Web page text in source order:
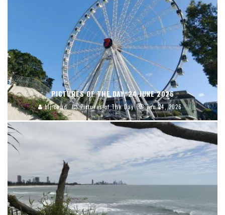
PICTURES OF THE DAY, 24 JUNE 2026
blj.co.id Pictures of The Day Jun 24, 2026